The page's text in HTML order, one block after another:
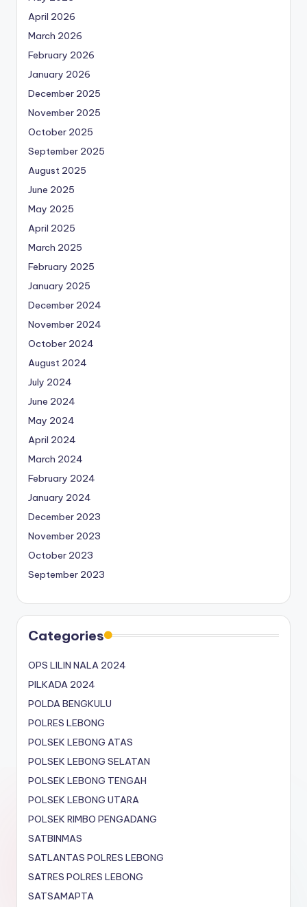
April 2026
March 2026
February 2026
January 2026
December 2025
November 2025
October 2025
September 2025
August 2025
June 2025
May 2025
April 2025
March 2025
February 2025
January 2025
December 2024
November 2024
October 2024
August 2024
July 2024
June 2024
May 2024
April 2024
March 2024
February 2024
January 2024
December 2023
November 2023
October 2023
September 2023
Categories
OPS LILIN NALA 2024
PILKADA 2024
POLDA BENGKULU
POLRES LEBONG
POLSEK LEBONG ATAS
POLSEK LEBONG SELATAN
POLSEK LEBONG TENGAH
POLSEK LEBONG UTARA
POLSEK RIMBO PENGADANG
SATBINMAS
SATLANTAS POLRES LEBONG
SATRES POLRES LEBONG
SATSAMAPTA